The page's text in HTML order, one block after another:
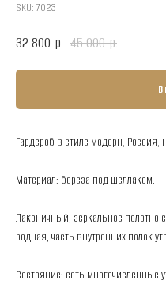
SKU: 7023
32 800 р. 45 000 р.
В
Гардероб в стиле модерн, Россия,
Материал: береза под шеллаком.
Лаконичный, зеркальное
родная, часть внутренних полок
Состояние: есть многочисленные